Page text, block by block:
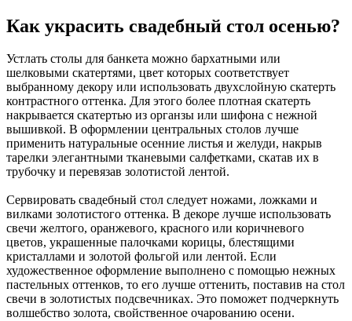
Как украсить свадебный стол осенью?
Устлать столы для банкета можно бархатными или
шелковыми скатертями, цвет которых соответствует
выбранному декору или использовать двухслойную скатерть
контрастного оттенка. Для этого более плотная скатерть
накрывается скатертью из органзы или шифона с нежной
вышивкой. В оформлении центральных столов лучше
применить натуральные осенние листья и желуди, накрыв
тарелки элегантными тканевыми салфетками, скатав их в
трубочку и перевязав золотистой лентой.
Сервировать свадебный стол следует ножами, ложками и
вилками золотистого оттенка. В декоре лучше использовать
свечи желтого, оранжевого, красного или коричневого
цветов, украшенные палочками корицы, блестящими
кристаллами и золотой фольгой или лентой. Если
художественное оформление выполнено с помощью нежных
пастельных оттенков, то его лучше оттенить, поставив на стол
свечи в золотистых подсвечниках. Это поможет подчеркнуть
волшебство золота, свойственное очарованию осени.